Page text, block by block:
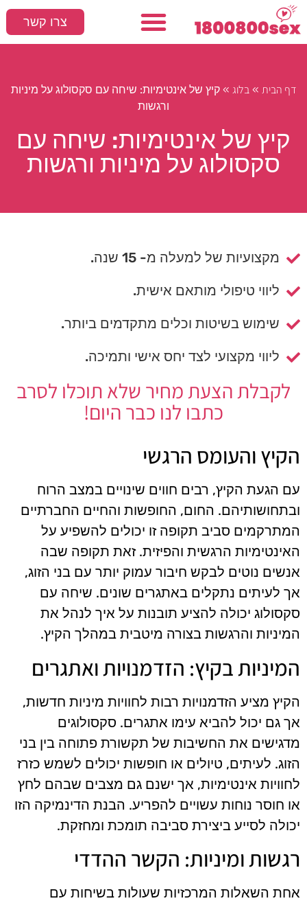
צרו קשר
דף הבית »בלוג »קיץ של אינטימיות: שיחה עם סקסולוג על מיניות
ורגשות
קיץ של אינטימיות: שיחה עם
סקסולוג על מיניות ורגשות
מקצועיות של למעלה מ- 15 שנה.
ליווי טיפולי מותאם אישית.
שימוש בשיטות וכלים מתקדמים ביותר.
ליווי מקצועי לצד יחס אישי ותמיכה.
לקבלת הצעת מחיר שלא תוכלו לסרב
כתבו לנו כבר היום!
הקיץ והעומס הרגשי
עם הגעת הקיץ, רבים חווים שינויים במצב הרוח
ובתחושותיהם. החום, החופשות והחיים החברתיים
המתרקמים סביב תקופה זו יכולים להשפיע על
האינטימיות הרגשית והפיזית. זאת תקופה שבה
אנשים נוטים לבקש חיבור עמוק יותר עם בני הזוג,
אך לעיתים נתקלים באתגרים שונים. שיחה עם
סקסולוג יכולה להציע תובנות על איך לנהל את
המיניות והרגשות בצורה מיטבית במהלך הקיץ.
המיניות בקיץ: הזדמנויות ואתגרים
הקיץ מציע הזדמנויות רבות לחוויות מיניות חדשות,
אך גם יכול להביא עימו אתגרים. סקסולוגים
מדגישים את החשיבות של תקשורת פתוחה בין בני
הזוג. לעיתים, טיולים או חופשות יכולים לשמש כזרז
לחוויות אינטימיות, אך ישנם גם מצבים שבהם לחץ
או חוסר נוחות עשויים להפריע. הבנת הדינמיקה הזו
יכולה לסייע ביצירת סביבה תומכת ומחזקת.
רגשות ומיניות: הקשר ההדדי
אחת השאלות המרכזיות שעולות בשיחות עם